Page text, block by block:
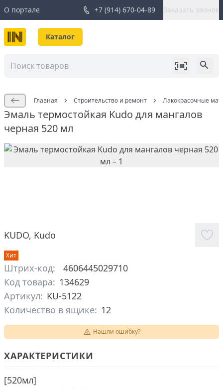
О портале +7 (914) 670-04-89 Заказать звонок
Каталог
Главная Строительство и ремонт Лакокрасочные
Эмаль термостойкая Kudo для мангалов
черная 520 мл
KUDO, Kudo
Хит
Штрих-код:
4606445029710
Код товара: 134629
Артикул: KU-5122
Количество в ящике: 12
Нашли ошибку?
ХАРАКТЕРИСТИКИ
[520мл]